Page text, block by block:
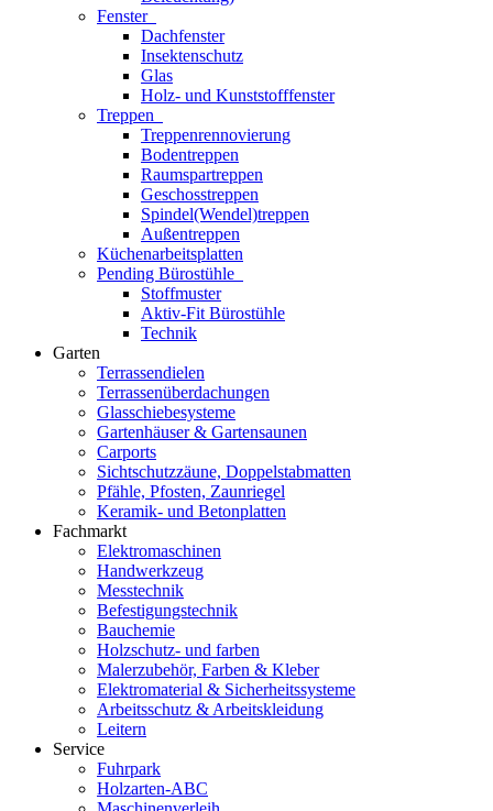
Fenster
Dachfenster
Insektenschutz
Glas
Holz- und Kunststofffenster
Treppen
Treppenrennovierung
Bodentreppen
Raumspartreppen
Geschosstreppen
Spindel(Wendel)treppen
Außentreppen
Küchenarbeitsplatten
Pending Bürostühle
Stoffmuster
Aktiv-Fit Bürostühle
Technik
Garten
Terrassendielen
Terrassenüberdachungen
Glasschiebesysteme
Gartenhäuser & Gartensaunen
Carports
Sichtschutzzäune, Doppelstabmatten
Pfähle, Pfosten, Zaunriegel
Keramik- und Betonplatten
Fachmarkt
Elektromaschinen
Handwerkzeug
Messtechnik
Befestigungstechnik
Bauchemie
Holzschutz- und farben
Malerzubehör, Farben & Kleber
Elektromaterial & Sicherheitssysteme
Arbeitsschutz & Arbeitskleidung
Leitern
Service
Fuhrpark
Holzarten-ABC